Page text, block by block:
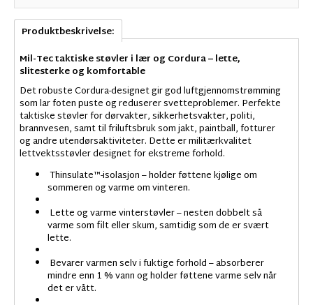
Produktbeskrivelse:
Mil-Tec taktiske støvler i lær og Cordura – lette,
slitesterke og komfortable
Det robuste Cordura-designet gir god luftgjennomstrømming
som lar foten puste og reduserer svetteproblemer. Perfekte
taktiske støvler for dørvakter, sikkerhetsvakter, politi,
brannvesen, samt til friluftsbruk som jakt, paintball, fotturer
og andre utendørsaktiviteter. Dette er militærkvalitet
lettvektsstøvler designet for ekstreme forhold.
Thinsulate™-isolasjon – holder føttene kjølige om
sommeren og varme om vinteren.
Lette og varme vinterstøvler – nesten dobbelt så
varme som filt eller skum, samtidig som de er svært
lette.
Bevarer varmen selv i fuktige forhold – absorberer
mindre enn 1 % vann og holder føttene varme selv når
det er vått.